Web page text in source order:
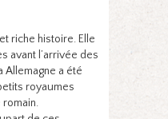
riche histoire. Elle
avant l’arrivée des
Allemagne a été
royaumes
romain.